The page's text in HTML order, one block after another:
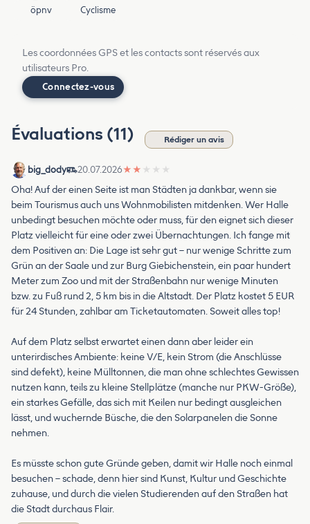
öpnv Cyclisme
Les coordonnées GPS et les contacts sont réservés aux
utilisateurs Pro.
Connectez-vous
Évaluations (11) Rédiger un avis
big_dody 20.07.2026★ ★ ★ ★ ★
Oha! Auf der einen Seite ist man Städten ja dankbar, wenn sie
beim Tourismus auch uns Wohnmobilisten mitdenken. Wer Halle
unbedingt besuchen möchte oder muss, für den eignet sich dieser
Platz vielleicht für eine oder zwei Übernachtungen. Ich fange mit
dem Positiven an: Die Lage ist sehr gut – nur wenige Schritte zum
Grün an der Saale und zur Burg Giebichenstein, ein paar hundert
Meter zum Zoo und mit der Straßenbahn nur wenige Minuten
bzw. zu Fuß rund 2, 5 km bis in die Altstadt. Der Platz kostet 5 EUR
für 24 Stunden, zahlbar am Ticketautomaten. Soweit alles top!
Auf dem Platz selbst erwartet einen dann aber leider ein
unterirdisches Ambiente: keine V/E, kein Strom (die Anschlüsse
sind defekt), keine Mülltonnen, die man ohne schlechtes Gewissen
nutzen kann, teils zu kleine Stellplätze (manche nur PKW-Größe),
ein starkes Gefälle, das sich mit Keilen nur bedingt ausgleichen
lässt, und wuchernde Büsche, die den Solarpanelen die Sonne
nehmen.
Es müsste schon gute Gründe geben, damit wir Halle noch einmal
besuchen – schade, denn hier sind Kunst, Kultur und Geschichte
zuhause, und durch die vielen Studierenden auf den Straßen hat
die Stadt durchaus Flair.